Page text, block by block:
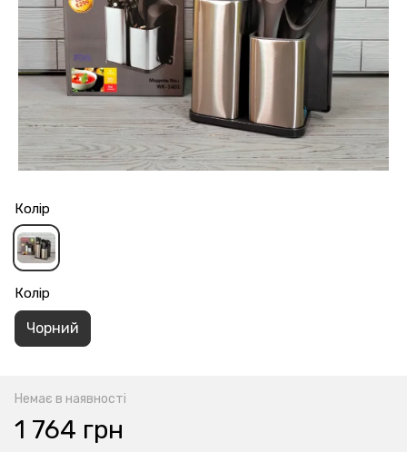
Колір
Колір
Чорний
Немає в наявності
1 764 грн